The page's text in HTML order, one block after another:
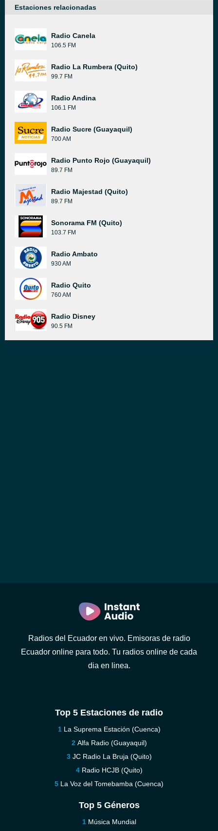
Estaciones relacionadas
Radio Canela
106.5 FM
Radio La Rumbera (Quito)
99.7 FM
Radio Andina
106.1 FM
Radio Sucre (Guayaquil)
700 AM
Radio Punto Rojo (Guayaquil)
89.7 FM
Radio Majestad (Quito)
89.7 FM
Sonorama FM (Quito)
103.7 FM
Radio Ambato
930 AM
Radio Quito
760 AM
Radio Disney
90.5 FM
Radios del Ecuador en vivo. Emisoras de radio
Ecuador online para todo. Tu radios online de cada
dia en linea.
Top 5 Estaciones de radio
La Suprema Estación (Cuenca)
Alfa Radio (Guayaquil)
JC Radio La Bruja (Quito)
Radio HCJB (Quito)
La Voz del Tomebamba (Cuenca)
Top 5 Géneros
Música Mundial